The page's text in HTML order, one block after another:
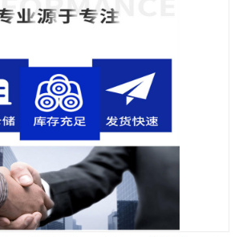
一水柠檬酸
葡萄糖酸钠
磷酸二氢钾
三聚磷酸钠
工业白糖